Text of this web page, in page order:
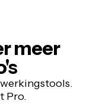
meer
Pro.